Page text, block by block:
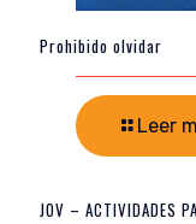
Prohibido olvidar
Leer
JOV – ACTIVIDADES